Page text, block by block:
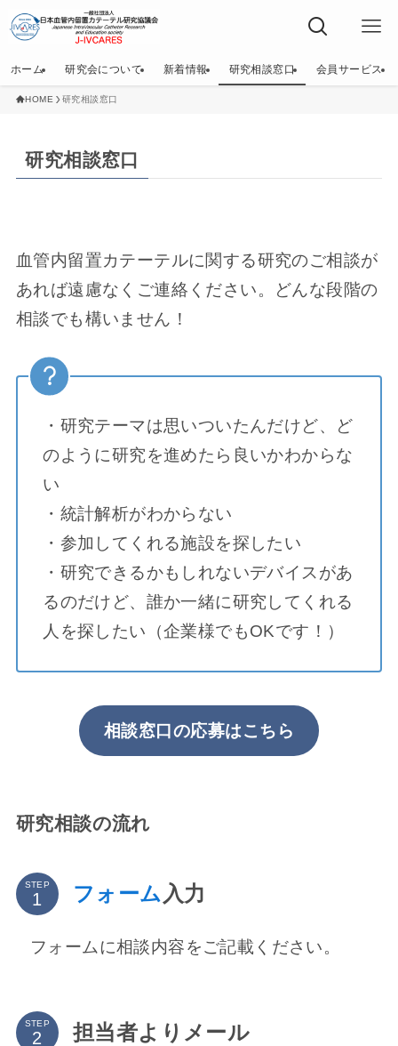
ホーム 研究会について 新着情報 研究相談窓口 会員サービス
HOME 研究相談窓口
研究相談窓口
血管内留置カテーテルに関する研究のご相談が
あれば遠慮なくご連絡ください。どんな段階の
相談でも構いません！
・研究テーマは思いついたんだけど、ど
のように研究を進めたら良いかわからな
い
・統計解析がわからない
・参加してくれる施設を探したい
・研究できるかもしれないデバイスがあ
るのだけど、誰か一緒に研究してくれる
人を探したい（企業様でもOKです！）
相談窓口の応募はこちら
研究相談の流れ
STEP フォーム 入力
フォームに相談内容をご記載ください。
STEP 担当者よりメール